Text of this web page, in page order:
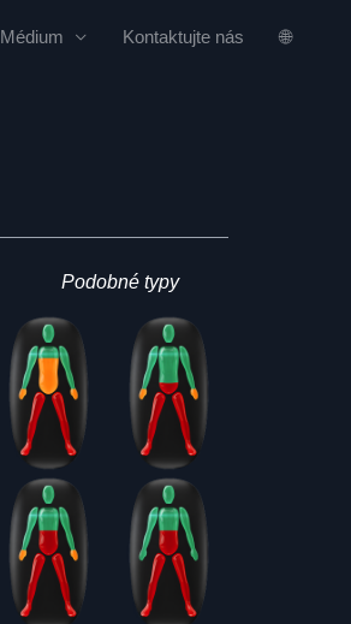
Médium Kontaktujte nás 🌐
Podobné typy